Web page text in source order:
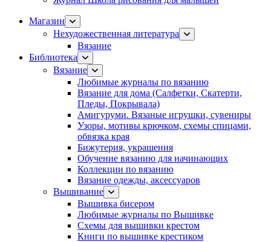
Магазин
Нехудожественная литература
Вязание
Библиотека
Вязание
Любимые журналы по вязанию
Вязание для дома (Салфетки, Скатерти,
Пледы, Покрывала)
Амигуруми. Вязаные игрушки, сувениры
Узоры, мотивы крючком, схемы спицами,
обвязка края
Бижутерия, украшения
Обучение вязанию для начинающих
Коллекции по вязанию
Вязание одежды, аксессуаров
Вышивание
Вышивка бисером
Любимые журналы по Вышивке
Схемы для вышивки крестом
Книги по вышивке крестиком